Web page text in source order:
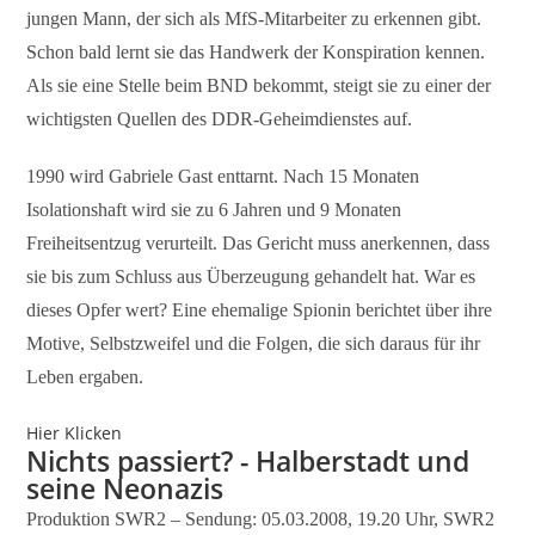
jungen Mann, der sich als MfS-Mitarbeiter zu erkennen gibt.
Schon bald lernt sie das Handwerk der Konspiration kennen.
Als sie eine Stelle beim BND bekommt, steigt sie zu einer der
wichtigsten Quellen des DDR-Geheimdienstes auf.
1990 wird Gabriele Gast enttarnt. Nach 15 Monaten
Isolationshaft wird sie zu 6 Jahren und 9 Monaten
Freiheitsentzug verurteilt. Das Gericht muss anerkennen, dass
sie bis zum Schluss aus Überzeugung gehandelt hat. War es
dieses Opfer wert? Eine ehemalige Spionin berichtet über ihre
Motive, Selbstzweifel und die Folgen, die sich daraus für ihr
Leben ergaben.
Hier Klicken
Nichts passiert? - Halberstadt und
seine Neonazis
Produktion SWR2 – Sendung: 05.03.2008, 19.20 Uhr, SWR2